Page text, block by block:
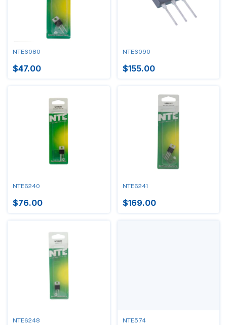
NTE6080
$47.00
NTE6090
$155.00
NTE6240
$76.00
NTE6241
$169.00
NTE6248 NTE574